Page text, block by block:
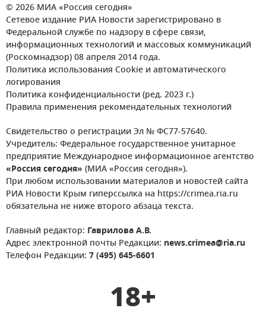
© 2026 МИА «Россия сегодня»
Сетевое издание РИА Новости зарегистрировано в
Федеральной службе по надзору в сфере связи,
информационных технологий и массовых коммуникаций
(Роскомнадзор) 08 апреля 2014 года.
Политика использования Cookie и автоматического
логирования
Политика конфиденциальности (ред. 2023 г.)
Правила применения рекомендательных технологий
Свидетельство о регистрации Эл № ФС77-57640.
Учредитель: Федеральное государственное унитарное
предприятие Международное информационное агентство
«Россия сегодня» (МИА «Россия сегодня»).
При любом использовании материалов и новостей сайта
РИА Новости Крым гиперссылка на https://crimea.ria.ru
обязательна не ниже второго абзаца текста.
Главный редактор: Гаврилова А.В.
Адрес электронной почты Редакции: news.crimea@ria.ru
Телефон Редакции: 7 (495) 645-6601
18+